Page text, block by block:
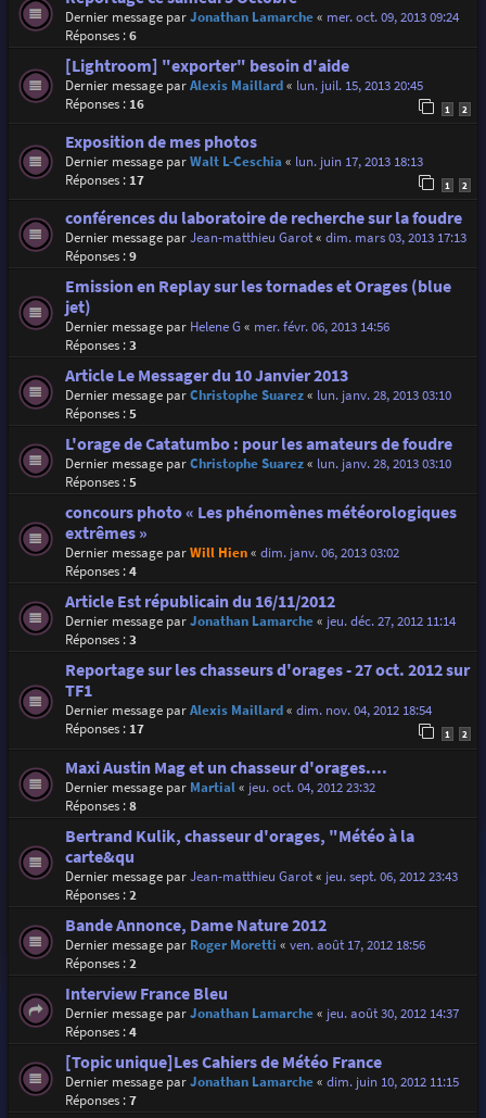
Dernier message parJonathan Lamarche« mer. oct. 09, 2013 09:24
Réponses :6
[Lightroom] "exporter" besoin d'aide
Dernier message parAlexis Maillard« lun. juil. 15, 2013 20:45
Réponses : 16 1 2
Exposition de mes photos
Dernier message parWalt L-Ceschia « lun. juin 17, 2013 18:13
Réponses : 17 1 2
conférences du laboratoire de recherche sur la foudre
Dernier message parJean-matthieu Garot« dim. mars 03, 2013 17:13
Réponses :9
Emission en Replay sur les tornades et Orages (blue
jet)
Dernier message par Helene G« mer. févr. 06, 2013 14:56
Réponses :3
Article Le Messager du 10 Janvier 2013
Dernier message parChristophe Suarez« lun. janv. 28, 2013 03:10
Réponses :5
L'orage de Catatumbo : pour les amateurs de foudre
Dernier message parChristophe Suarez« lun. janv. 28, 2013 03:10
Réponses :5
concours photo « Les phénomènes météorologiques
extrêmes »
Dernier message parWill Hien« dim. janv. 06, 2013 03:02
Réponses :4
Article Est républicain du 16/11/2012
Dernier message parJonathan Lamarche« jeu. déc. 27, 2012 11:14
Réponses :3
Reportage sur les chasseurs d'orages - 27 oct. 2012 sur
TF1
Dernier message parAlexis Maillard« dim. nov. 04, 2012 18:54
Réponses : 17 1 2
Maxi Austin Mag et un chasseur d'orages....
Dernier message par Martial« jeu. oct. 04, 2012 23:32
Réponses :8
Bertrand Kulik, chasseur d'orages, "Météo à la
carte&qu
Dernier message parJean-matthieu Garot« jeu. sept. 06, 2012 23:43
Réponses :2
Bande Annonce, Dame Nature 2012
Dernier message par Roger Moretti « ven. août 17, 2012 18:56
Réponses :2
Interview France Bleu
Dernier message parJonathan Lamarche« jeu. août 30, 2012 14:37
Réponses :4
[Topic unique]Les Cahiers de Météo France
Dernier message parJonathan Lamarche« dim. juin 10, 2012 11:15
Réponses :7